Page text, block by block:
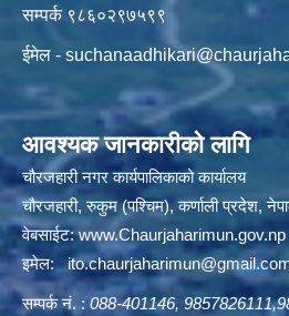
सम्पर्क ९८६०२९७५९९
ईमेल -
आवश्यक जानकारीको लागि
चौरजहारी नगर कार्यपालिकाको कार्यालय
चौरजहारी, रुकुम (पश्चिम), कर्णाली प्रदेश,
वेबसाईट:www.Chaurjaharimun.gov.np
इमेल:ito.chaurjaharimun@
सम्पर्क नं. : 088-401146,